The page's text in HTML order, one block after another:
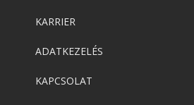
KARRIER
ADATKEZELÉS
KAPCSOLAT